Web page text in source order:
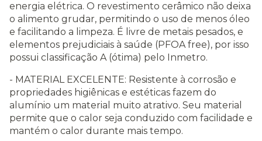
energia elétrica. O revestimento cerâmico não deixa
o alimento grudar, permitindo o uso de menos óleo
e facilitando a limpeza. É livre de metais pesados, e
elementos prejudiciais à saúde (PFOA free), por isso
possui classificação A (ótima) pelo Inmetro.
- MATERIAL EXCELENTE: Resistente à corrosão e
propriedades higiênicas e estéticas fazem do
alumínio um material muito atrativo. Seu material
permite que o calor seja conduzido com facilidade e
mantém o calor durante mais tempo.